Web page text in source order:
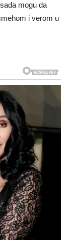
mogu da
i verom u